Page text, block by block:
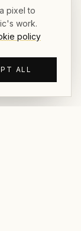
pixel to
work.
policy
ALL